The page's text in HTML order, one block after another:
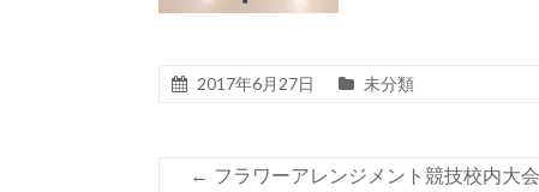
2017年6月27日 未分類
← フラワーアレンジメント競技校内大